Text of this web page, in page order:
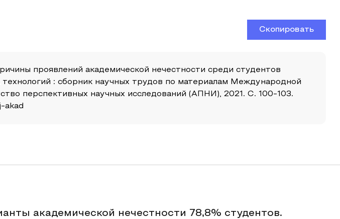
Скопировать
проявлений академической нечестности среди студентов
: сборник научных трудов по материалам Международной
перспективных научных исследований (АПНИ), 2021. С. 100-103.
akad
академической нечестности 78,8% студентов.